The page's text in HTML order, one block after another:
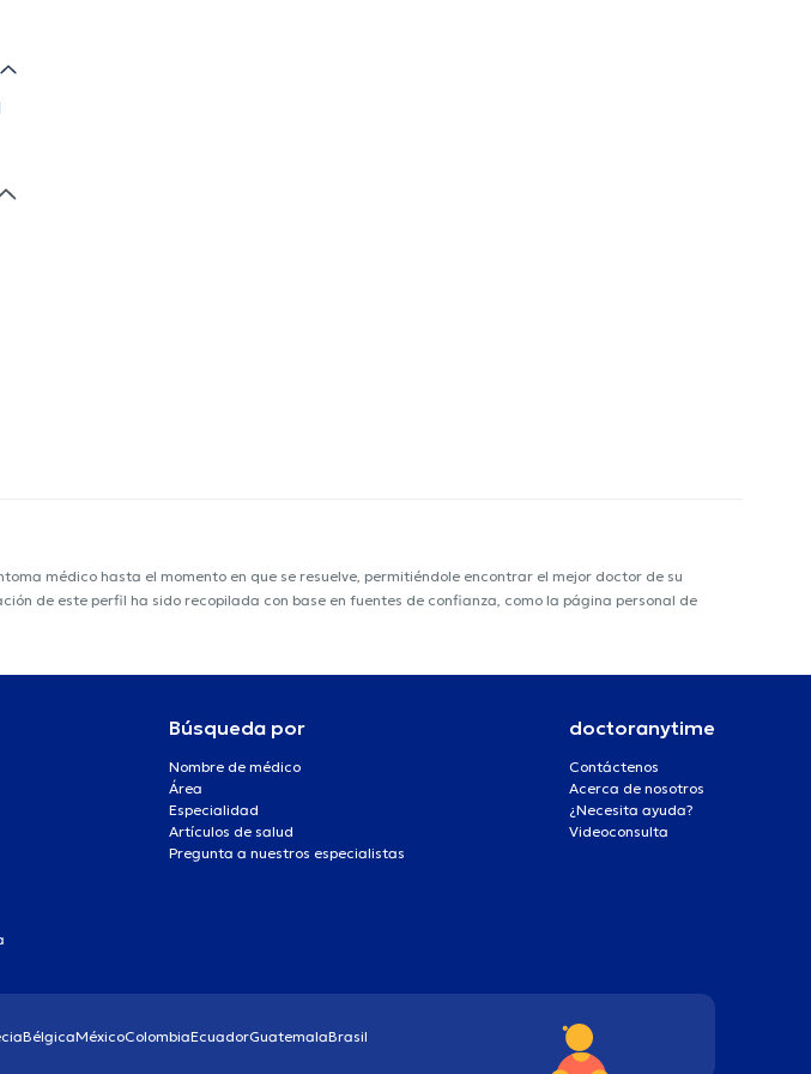
médico hasta el momento en que se resuelve, permitiéndole encontrar el mejor doctor de su
de este perfil ha sido recopilada con base en fuentes de confianza, como la página personal de
Búsqueda por
Nombre de médico
Área
Especialidad
Artículos de salud
Pregunta a nuestros especialistas
doctoranytime
Contáctenos
Acerca de nosotros
¿Necesita ayuda?
Videoconsulta
BélgicaMéxicoColombiaEcuadorGuatemalaBrasil